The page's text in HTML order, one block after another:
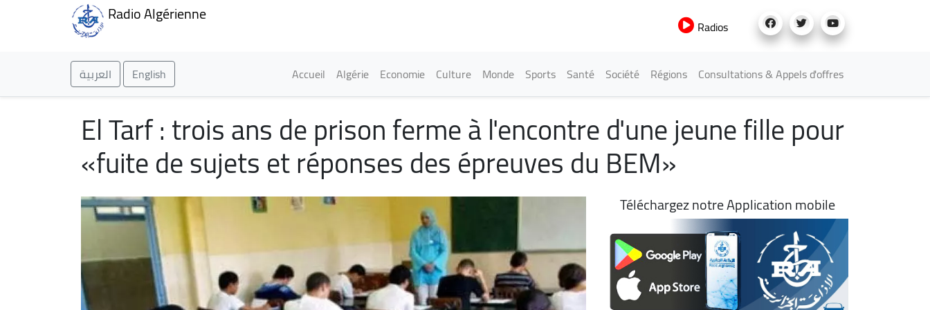
Radio Algérienne
Radios
العربية English Main navigation
Accueil Algérie Economie Culture Monde Sports Santé Société Régions Consultations & Appels d'offres
El Tarf : trois ans de prison ferme à l'encontre d'une jeune fille pour
«fuite de sujets et réponses des épreuves du BEM»
Téléchargez notre Application mobile